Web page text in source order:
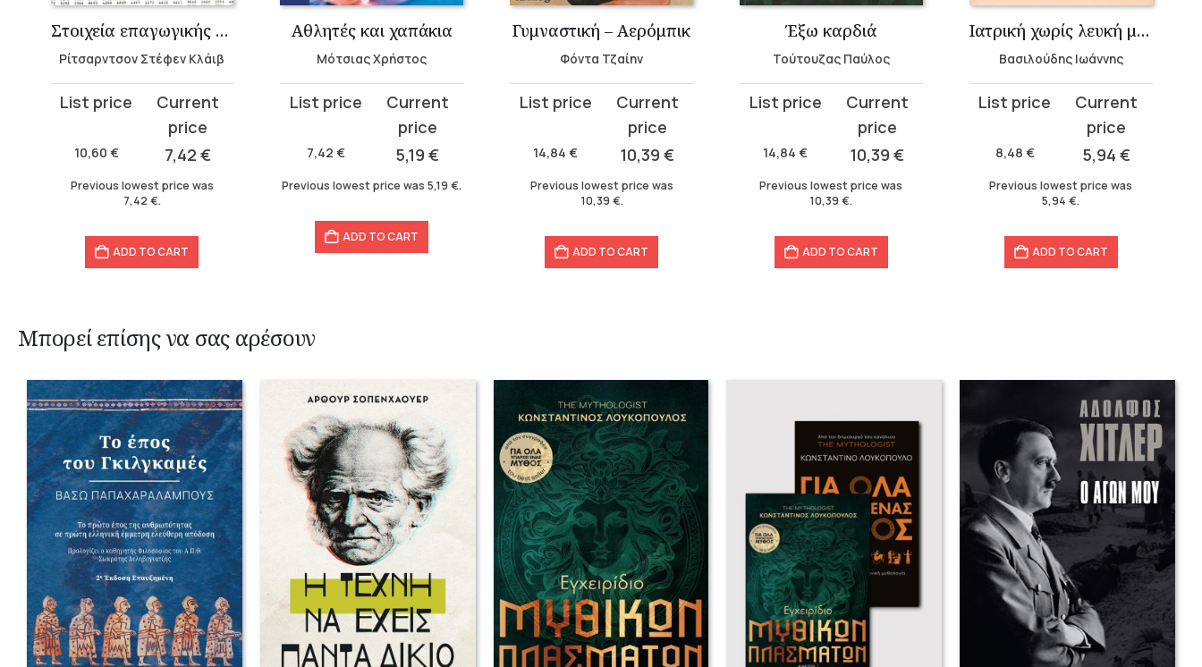
Στοιχεία επαγωγικής στατιστικής
Ρίτσαρντσον Στέφεν Κλάιβ
10,60 €
Original
was:
10,60 €.
7,42€
Current
7,42 €.
Previous lowest price was
7,42 €.
ADD TO CART
Αθλητές και χαπάκια
Μότσιας Χρήστος
7,42€
Original
was:
7,42 €.
5,19€
Current
5,19 €.
Previous lowest price was5,19€.
ADD TO CART
Γυμναστική – Αερόμπικ
Φόντα Τζαίην
14,84€
Original
was:
14,84 €.
10,39€
Current
10,39 €.
Previous lowest price was
10,39 €.
ADD TO CART
Έξω καρδιά
Τούτουζας Παύλος
14,84€
Original
was:
14,84 €.
10,39€
Current
10,39 €.
Previous lowest price was
10,39€.
ADD TO CART
Ιατρική χωρίς λευκή μπλούζα
Βασιλούδης Ιωάννης
8,48 €
Original
was:
8,48 €.
5,94€
Current
5,94 €.
Previous lowest price was
5,94€.
ADD TO CART
Μπορεί επίσης να σας αρέσουν